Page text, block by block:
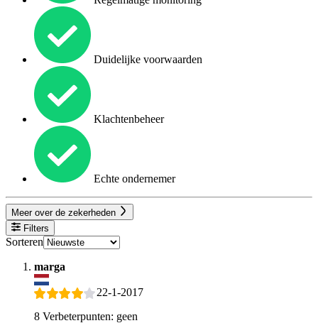
Duidelijke voorwaarden
Klachtenbeheer
Echte ondernemer
Meer over de zekerheden
Filters
Sorteren
marga
22-1-2017
8 Verbeterpunten: geen